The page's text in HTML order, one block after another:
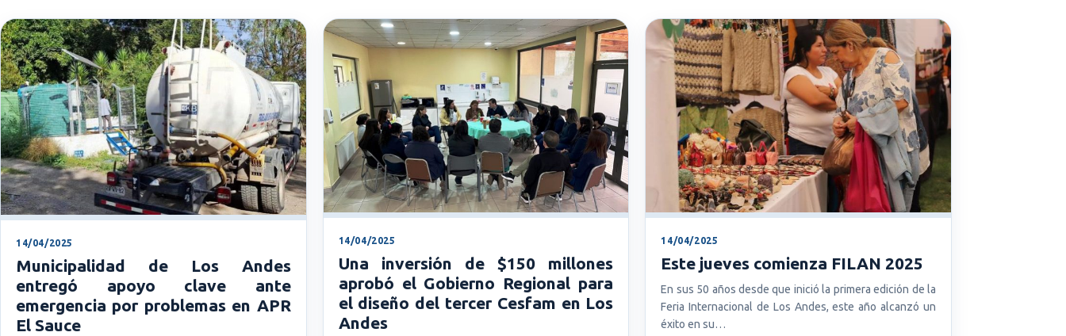
14/04/2025
Municipalidad de Los Andes
entregó apoyo clave ante
emergencia por problemas en APR
El Sauce
14/04/2025
Una inversión de $150 millones
aprobó el Gobierno Regional para
el diseño del tercer Cesfam en Los
Andes
14/04/2025
Este jueves comienza FILAN 2025
En sus 50 años desde que inició la primera edición de la
Feria Internacional de Los Andes, este año alcanzó un
éxito en su…